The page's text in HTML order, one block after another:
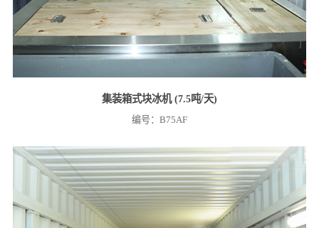
集装箱式块冰机 (7.5吨/天)
编号：B75AF